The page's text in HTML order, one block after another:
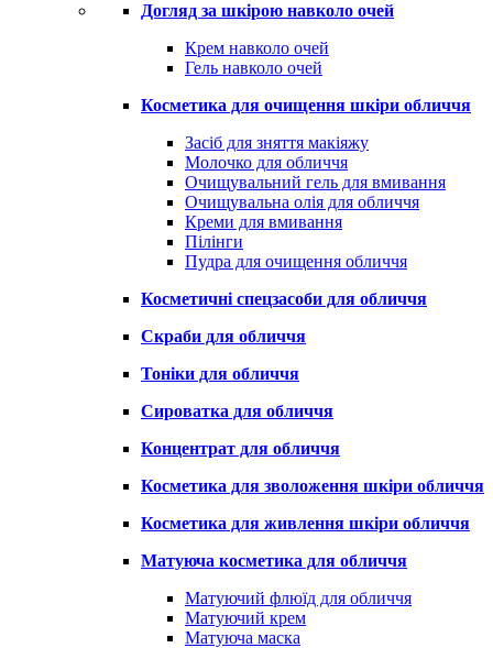
Догляд за шкірою навколо очей
Крем навколо очей
Гель навколо очей
Косметика для очищення шкіри обличчя
Засіб для зняття макіяжу
Молочко для обличчя
Очищувальний гель для вмивання
Очищувальна олія для обличчя
Креми для вмивання
Пілінги
Пудра для очищення обличчя
Косметичні спецзасоби для обличчя
Скраби для обличчя
Тоніки для обличчя
Сироватка для обличчя
Концентрат для обличчя
Косметика для зволоження шкіри обличчя
Косметика для живлення шкіри обличчя
Матуюча косметика для обличчя
Матуючий флюїд для обличчя
Матуючий крем
Матуюча маска